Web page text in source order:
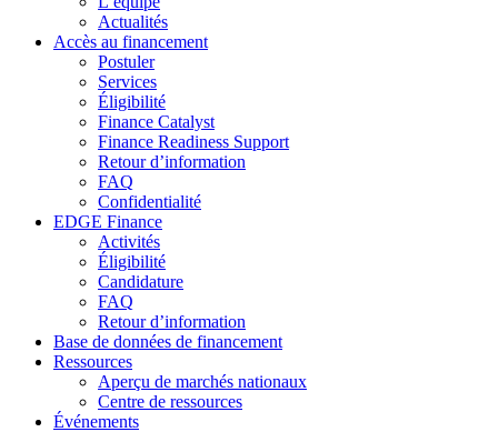
Actualités
Accès au financement
Postuler
Services
Éligibilité
Finance Catalyst
Finance Readiness Support
Retour d’information
FAQ
Confidentialité
EDGE Finance
Activités
Éligibilité
Candidature
FAQ
Retour d’information
Base de données de financement
Ressources
Aperçu de marchés nationaux
Centre de ressources
Événements